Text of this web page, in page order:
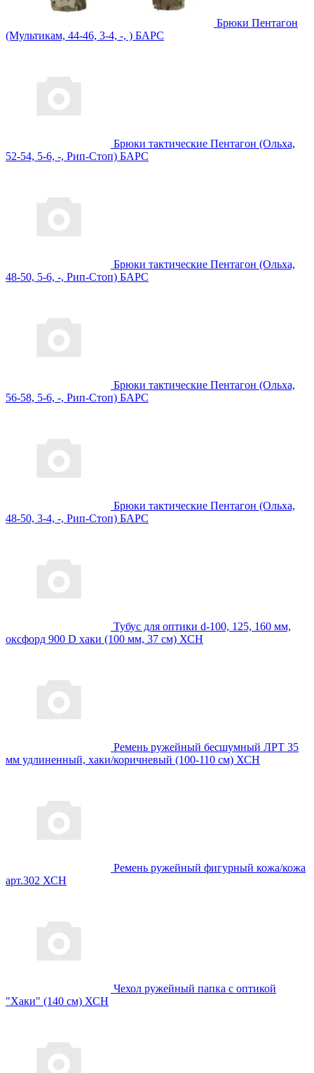
Брюки Пентагон
(Мультикам, 44-46, 3-4, -, ) БАРС
Брюки тактические Пентагон (Ольха,
52-54, 5-6, -, Рип-Стоп) БАРС
Брюки тактические Пентагон (Ольха,
48-50, 5-6, -, Рип-Стоп) БАРС
Брюки тактические Пентагон (Ольха,
56-58, 5-6, -, Рип-Стоп) БАРС
Брюки тактические Пентагон (Ольха,
48-50, 3-4, -, Рип-Стоп) БАРС
Тубус для оптики d-100, 125, 160 мм,
оксфорд 900 D хаки (100 мм, 37 см) ХСН
Ремень ружейный бесшумный ЛРТ 35
мм удлиненный, хаки/коричневый (100-110 см) ХСН
Ремень ружейный фигурный кожа/кожа
арт.302 ХСН
Чехол ружейный папка с оптикой
"Хаки" (140 см) ХСН